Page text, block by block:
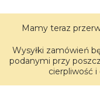
Mamy teraz
Wysyłki zamówień
podanymi przy
cierpliwość